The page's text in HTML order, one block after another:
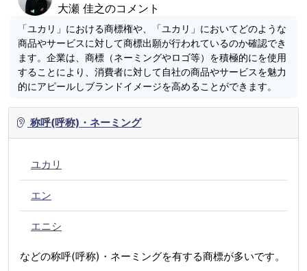
大瀬 佳之のコメント
「ユカリ」における商標権や、「ユカリ」においてどのような
商品やサービスに対して商標出願が行われているのか確認でき
ます。企業は、商標（ネーミングやロゴ等）を積極的にを使用
することにより、消費者に対して自社の商品やサービスを魅力
的にアピールしブランドイメージを高めることができます。
称呼(呼称)・ネーミング
ユカリ
エン
エニシ
などの称呼(呼称)・ネーミングを有する商標が多いです。